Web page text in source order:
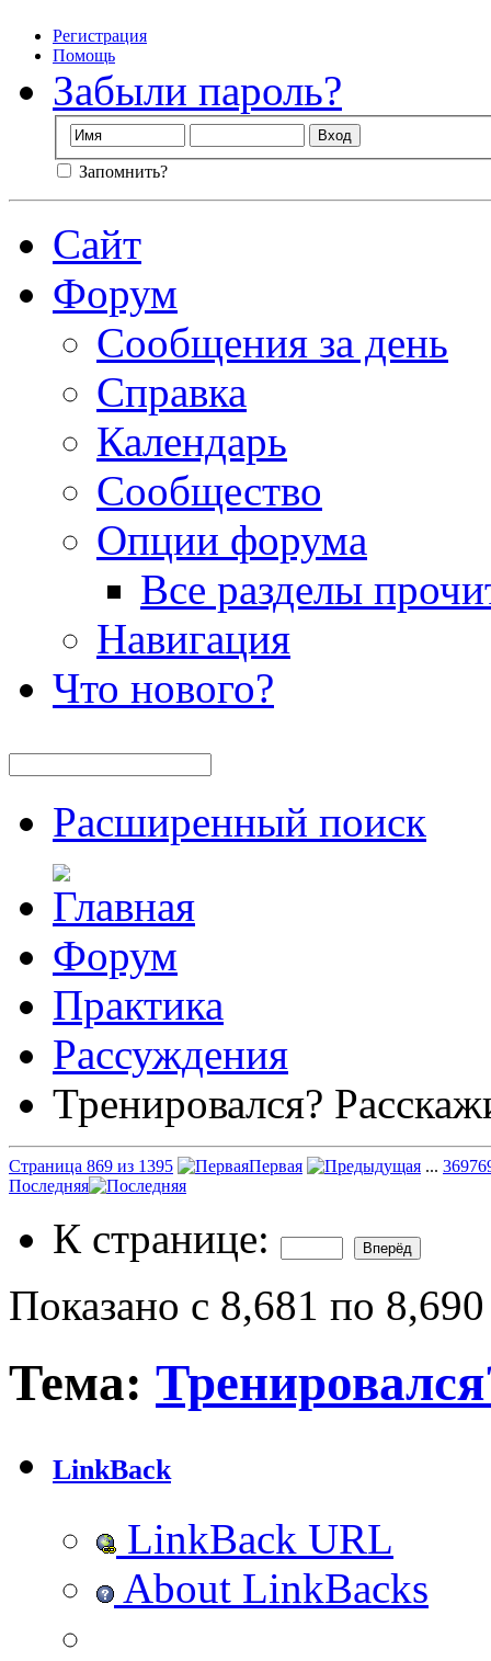
Регистрация
Помощь
Забыли пароль?
Запомнить?
Сайт
Форум
Сообщения за день
Справка
Календарь
Сообщество
Опции форума
Все разделы
Навигация
Что нового?
Расширенный поиск
Форум
Практика
Рассуждения
Тренировался?
Страница 869 из 1395 Первая ... 369
Последняя
К странице:
Показано с 8,681 по
Тема:
LinkBack
LinkBack URL
About LinkBacks